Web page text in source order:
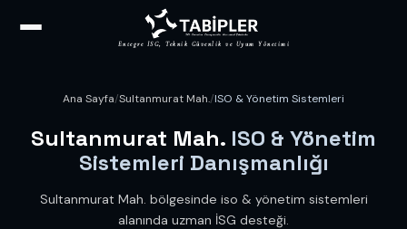
Entegre İSG, Teknik Güvenlik ve Uyum Yönetimi
Ana Sayfa/Sultanmurat Mah./ISO & Yönetim Sistemleri
Sultanmurat Mah. ISO & Yönetim
Sistemleri Danışmanlığı
Sultanmurat Mah. bölgesinde iso & yönetim sistemleri
alanında uzman İSG desteği.